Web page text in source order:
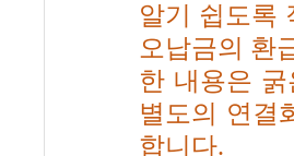
알기 쉽도록
오납금의 환
한 내용은
별도의 연결
합니다.